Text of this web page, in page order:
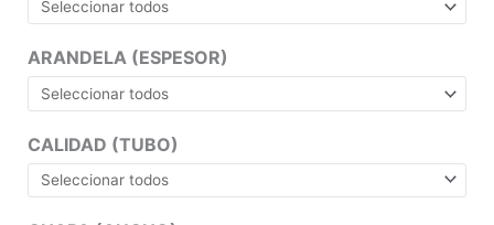
ARANDELA (ESPESOR)
CALIDAD (TUBO)